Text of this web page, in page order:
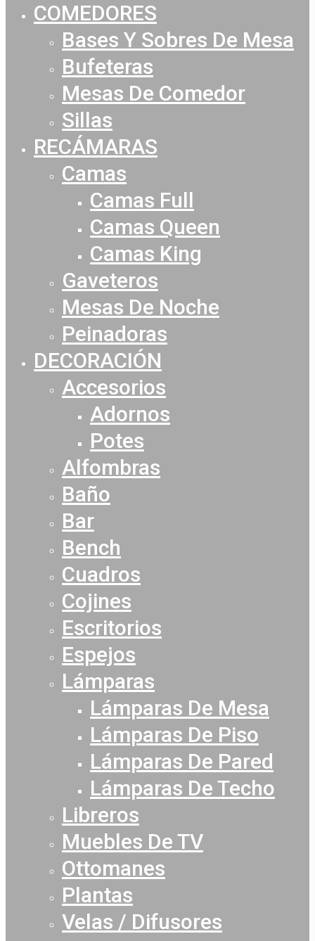
COMEDORES
Bases Y Sobres De Mesa
Bufeteras
Mesas De Comedor
Sillas
RECÁMARAS
Camas
Camas Full
Camas Queen
Camas King
Gaveteros
Mesas De Noche
Peinadoras
DECORACIÓN
Accesorios
Adornos
Potes
Alfombras
Baño
Bar
Bench
Cuadros
Cojines
Escritorios
Espejos
Lámparas
Lámparas De Mesa
Lámparas De Piso
Lámparas De Pared
Lámparas De Techo
Libreros
Muebles De TV
Ottomanes
Plantas
Velas / Difusores